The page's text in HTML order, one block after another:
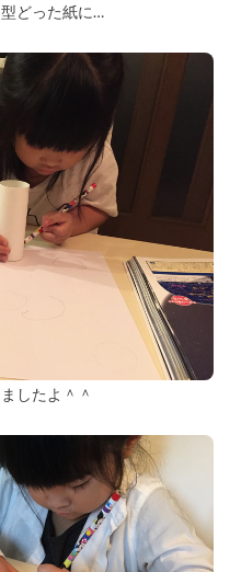
どった紙に…
したよ＾＾